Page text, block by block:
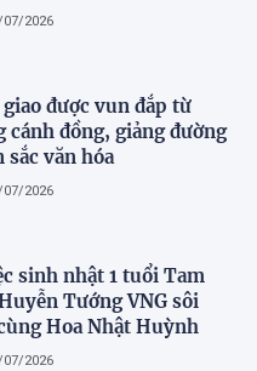
07/2026
giao được vun đắp từ
cánh đồng, giảng đường
sắc văn hóa
07/2026
sinh nhật 1 tuổi Tam
Tướng VNG sôi
Hoa Nhật Huỳnh
07/2026